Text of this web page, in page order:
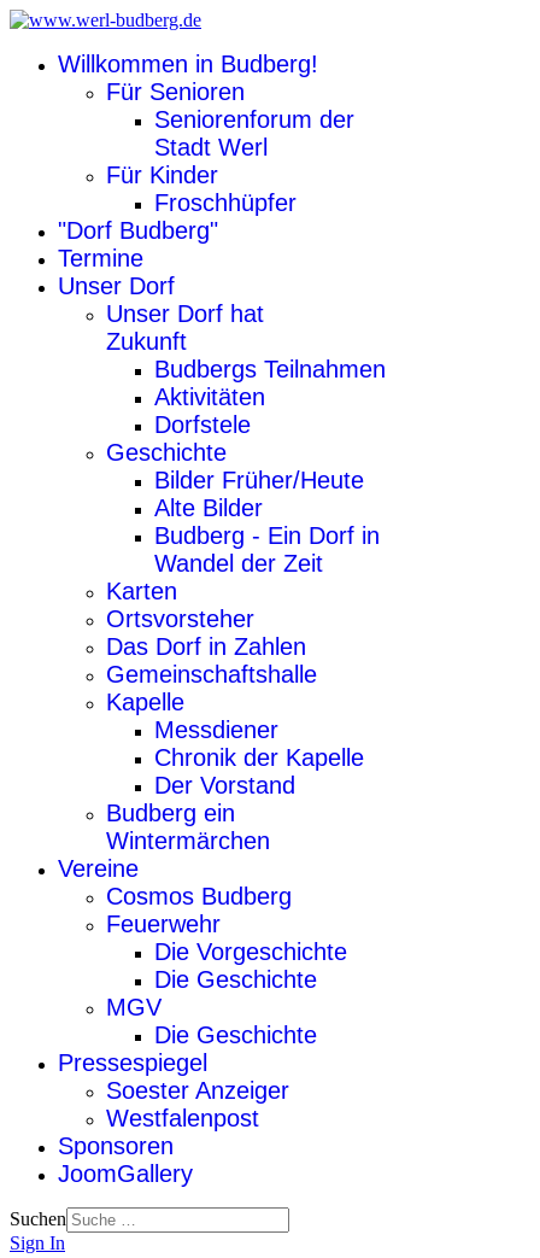
Willkommen in Budberg!
Für Senioren
Seniorenforum der
Stadt Werl
Für Kinder
Froschhüpfer
"Dorf Budberg"
Termine
Unser Dorf
Unser Dorf hat
Zukunft
Budbergs Teilnahmen
Aktivitäten
Dorfstele
Geschichte
Bilder Früher/Heute
Alte Bilder
Budberg - Ein Dorf in
Wandel der Zeit
Karten
Ortsvorsteher
Das Dorf in Zahlen
Gemeinschaftshalle
Kapelle
Messdiener
Chronik der Kapelle
Der Vorstand
Budberg ein
Wintermärchen
Vereine
Cosmos Budberg
Feuerwehr
Die Vorgeschichte
Die Geschichte
MGV
Die Geschichte
Pressespiegel
Soester Anzeiger
Westfalenpost
Sponsoren
JoomGallery
Suchen
Sign In